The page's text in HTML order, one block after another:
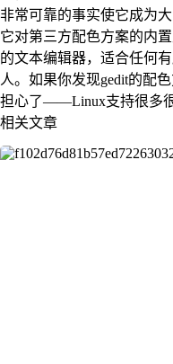
非常可靠的事实使它成为
它对第三方配色方案的内
的文本编辑器，适合任何
人。如果你发现gedit的配
担心了——Linux支持很多很
相关文章